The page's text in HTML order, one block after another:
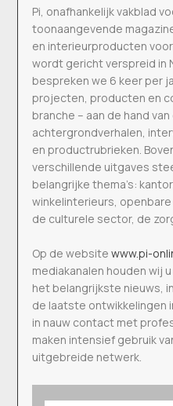
Pi, onafhankelijk vakblad
toonaangevende
en interieurproducten
wordt gericht verspreid in
bespreken we 6 keer per
projecten, producten en
branche – aan de hand
achtergrondverhalen,
en productrubrieken.
verschillende uitgaves
belangrijke thema’s:
winkelinterieurs,
de culturele sector, de
Op de websitewww.pi-
mediakanalen houden wij
het belangrijkste nieuws,
de laatste ontwikkelingen
in nauw contact met
maken intensief gebruik
uitgebreide netwerk.